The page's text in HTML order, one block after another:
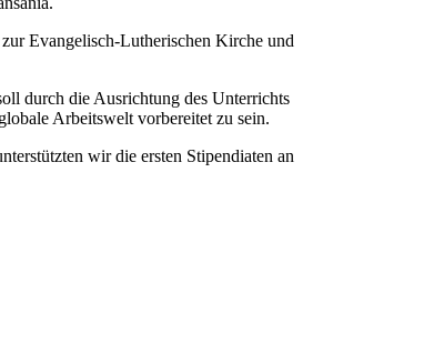
Evangelisch-Lutherischen Kirche und
durch die Ausrichtung des Unterrichts
Arbeitswelt vorbereitet zu sein.
wir die ersten Stipendiaten an